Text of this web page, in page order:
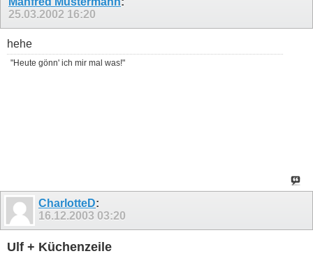
25.03.2002 16:20
hehe
"Heute gönn' ich mir mal was!"
CharlotteD:
16.12.2003 03:20
Ulf + Küchenzeile